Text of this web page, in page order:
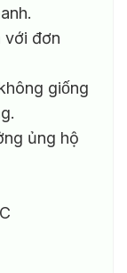
với đơn
giống
ủng hộ